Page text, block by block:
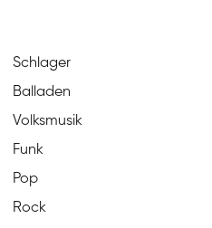
Schlager
Balladen
Volksmusik
Funk
Pop
Rock